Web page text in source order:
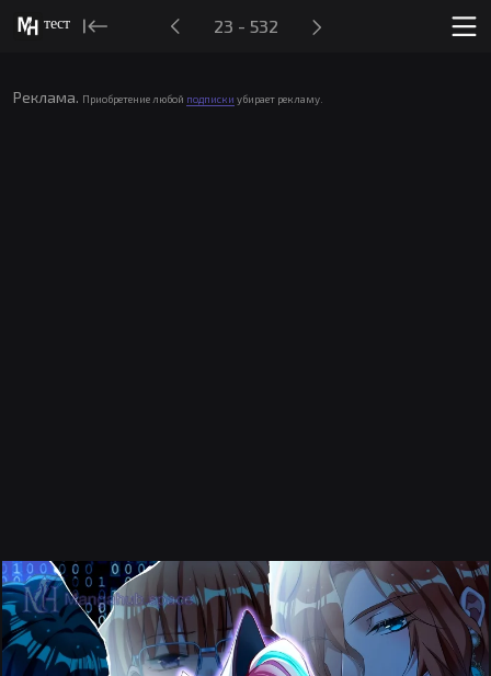
тест 23 - 532
Реклама. Приобретение любой подписки убирает рекламу.